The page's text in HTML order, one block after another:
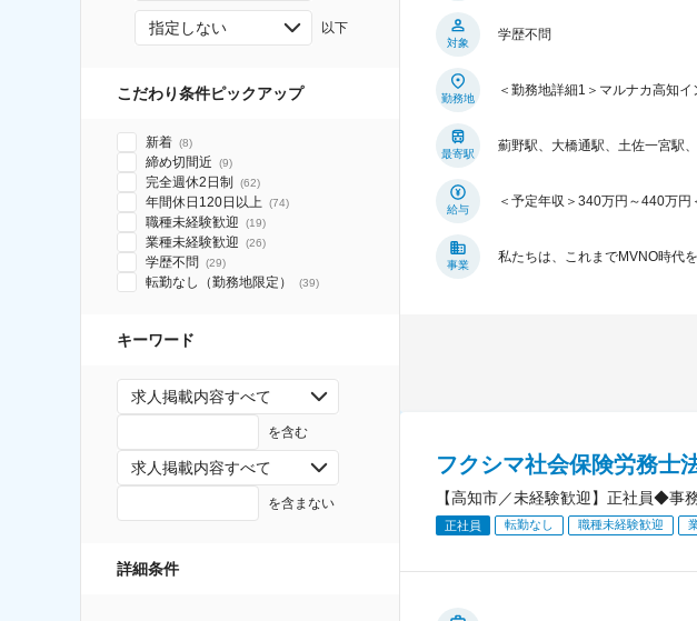
指定しない 以下
こだわり条件ピックアップ
新着 (8)
締め切間近 (9)
完全週休2日制 (62)
年間休日120日以上 (74)
職種未経験歓迎 (19)
業種未経験歓迎 (26)
学歴不問 (29)
転勤なし（勤務地限定） (39)
キーワード
求人掲載内容すべて
を含む
求人掲載内容すべて
を含まない
詳細条件
対象
学歴不問
勤務地
＜勤務地詳細1＞マルナカ高知
最寄駅
薊野駅、大橋通駅、土佐一宮駅
給与
＜予定年収＞340万円～440万
事業
私たちは、これまでMVNO時代
フクシマ社会保険労務士
【高知市／未経験歓迎】正社員◆事
正社員 転勤なし 職種未経験歓迎